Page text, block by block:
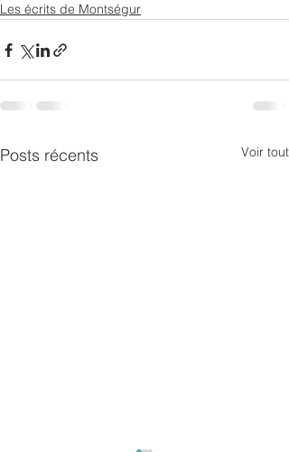
Les écrits de Montségur
Posts récents Voir tout